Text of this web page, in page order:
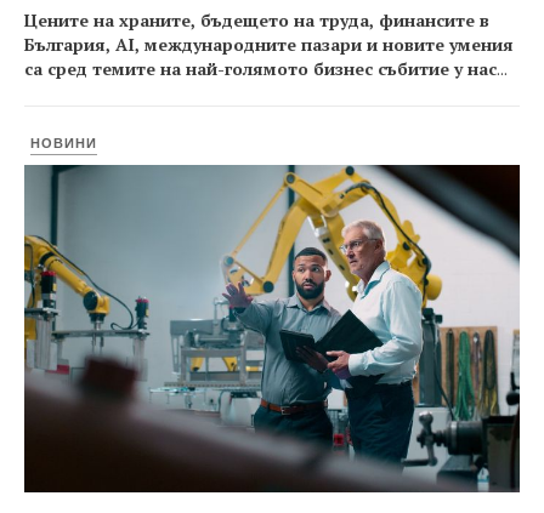
Цените на храните, бъдещето на труда, финансите в
България, AI, международните пазари и новите умения
са сред темите на най-голямото бизнес събитие у нас...
НОВИНИ